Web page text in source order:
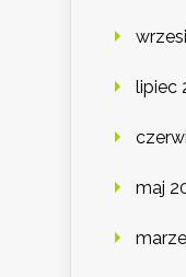
lipiec
maj